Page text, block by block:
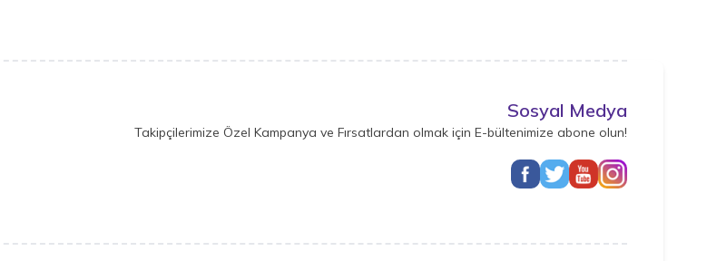
Sosyal Medya
Takipçilerimize Özel Kampanya ve Fırsatlardan olmak için E-bültenimize abone olun!